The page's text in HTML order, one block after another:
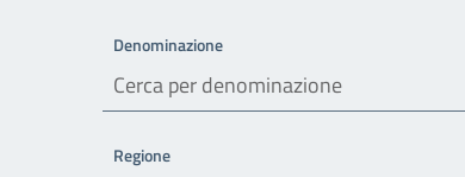
Denominazione
Regione